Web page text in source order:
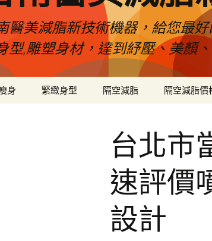
醫美減脂新技術機器，給您最
型,雕塑身材，達到紓壓、美顏
身 緊緻身型 隔空減脂 隔空減脂價
台北市
速評價
設計